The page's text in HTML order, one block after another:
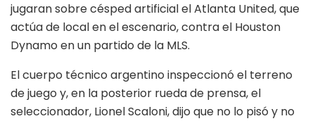
jugaran sobre césped artificial el Atlanta United, que
actúa de local en el escenario, contra el Houston
Dynamo en un partido de la MLS.
El cuerpo técnico argentino inspeccionó el terreno
de juego y, en la posterior rueda de prensa, el
seleccionador, Lionel Scaloni, dijo que no lo pisó y no